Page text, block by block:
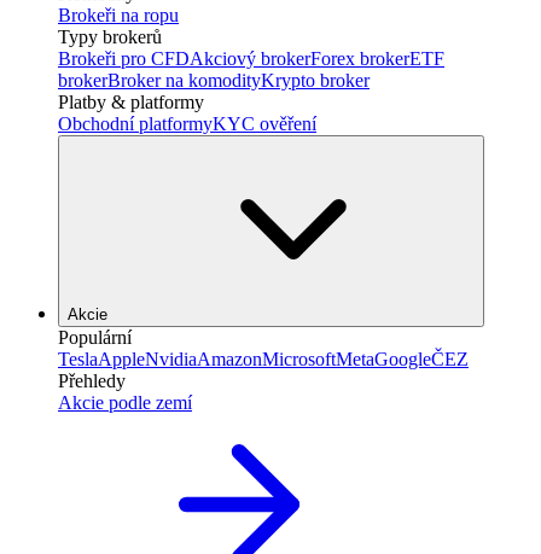
Brokeři na ropu
Typy brokerů
Brokeři pro CFDAkciový brokerForex brokerETF
brokerBroker na komodityKrypto broker
Platby & platformy
Obchodní platformyKYC ověření
Akcie
Populární
TeslaAppleNvidiaAmazonMicrosoftMetaGoogleČEZ
Přehledy
Akcie podle zemí